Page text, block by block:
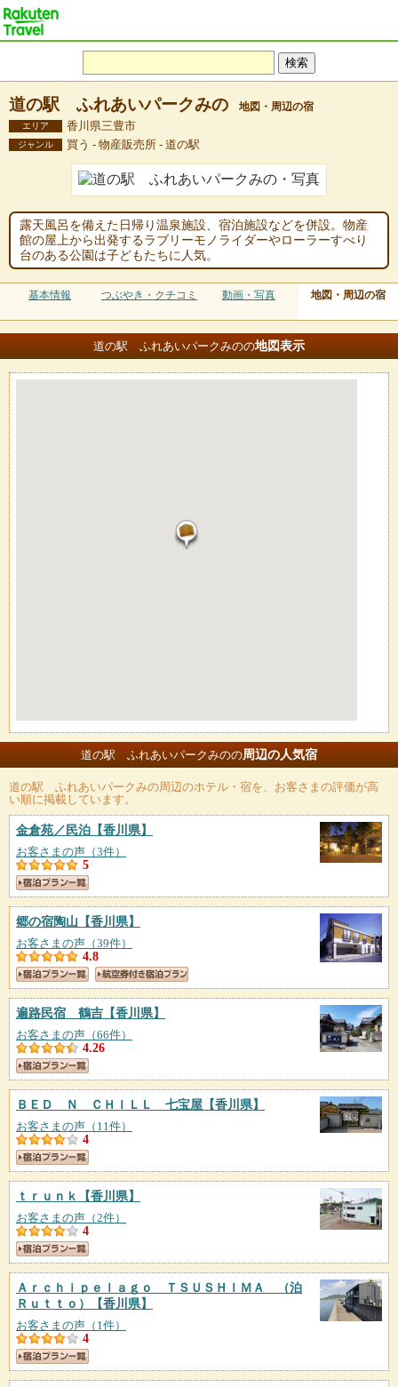
道の駅 ふれあいパークみの 地図・周辺の宿
エリア 香川県三豊市
ジャンル 買う - 物産販売所 - 道の駅
露天風呂を備えた日帰り温泉施設、宿泊施設などを併設。物産
館の屋上から出発するラブリーモノライダーやローラーすべり
台のある公園は子どもたちに人気。
基本情報 つぶやき・クチコミ 動画・写真 地図・周辺の宿
道の駅 ふれあいパークみのの地図表示
道の駅 ふれあいパークみのの周辺の人気宿
道の駅 ふれあいパークみの周辺のホテル・宿を、お客さまの評価が高
い順に掲載しています。
金倉苑／民泊 【香川県】
お客さまの声（3件）
5
郷の宿陶山 【香川県】
お客さまの声（39件）
4.8
遍路民宿 鶴吉 【香川県】
お客さまの声（66件）
4.26
ＢＥＤ Ｎ ＣＨＩＬＬ 七宝屋 【香川県】
お客さまの声（11件）
4
ｔｒｕｎｋ 【香川県】
お客さまの声（2件）
4
Ａｒｃｈｉｐｅｌａｇｏ ＴＳＵＳＨＩＭＡ （泊
Ｒｕｔｔｏ）
【香川県】
お客さまの声（1件）
4